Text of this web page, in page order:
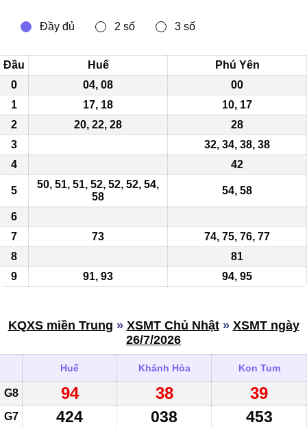
Đầu Huế
Phú Yên
0
04, 08
00
1
17, 18
10, 17
2
20, 22, 28
28
3
32, 34, 38, 38
4
42
5
50, 51, 51, 52, 52, 52, 54,
58
54, 58
6
7
73
74, 75, 76, 77
8
81
9
91, 93 94, 95
KQXS miền Trung » XSMT Chủ Nhật» XSMT ngày
26/7/2026
Huế Khánh Hòa Kon Tum
G8 94 38 39
G7 424 038 453